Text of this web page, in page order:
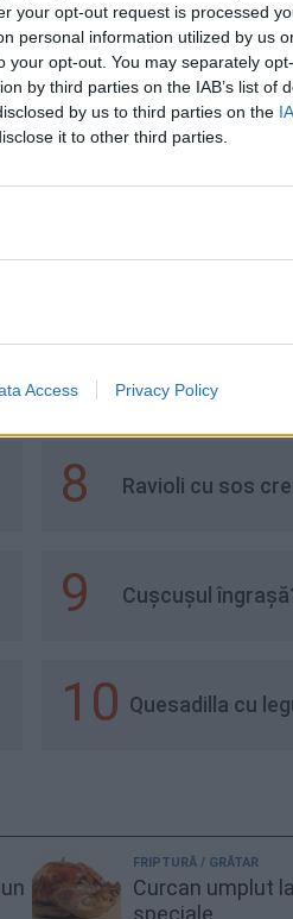
your opt-out request is processed
personal information utilized by us
your opt-out. You may separately
by third parties on the IAB’s list of
by us to third parties on the
it to other third parties.
Access Privacy Policy
Pui Cu Fasole La Cuptor
6 Ceafă de porc la
7
8 Ravioli cu sos
9 Cușcușul
10 Quesadilla cu
FRIPTURĂ / GRĂTAR
Curcan umplut
speciale